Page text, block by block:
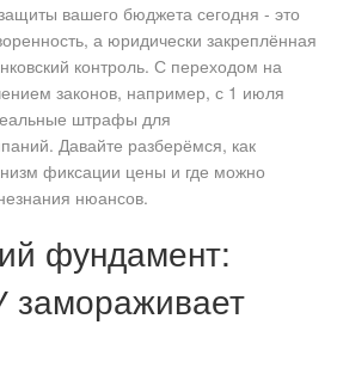
вашего бюджета сегодня - это
а юридически закреплённая
контроль. С переходом на
законов, например, с 1 июля
штрафы для
Давайте разберёмся, как
фиксации цены и где можно
нюансов.
фундамент:
замораживает